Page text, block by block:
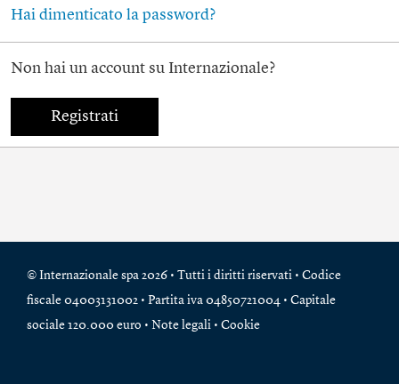
Hai dimenticato la password?
Non hai un account su Internazionale?
Registrati
© Internazionale spa 2026 • Tutti i diritti riservati • Codice
fiscale 04003131002 • Partita iva 04850721004 • Capitale
sociale 120.000 euro • Note legali • Cookie